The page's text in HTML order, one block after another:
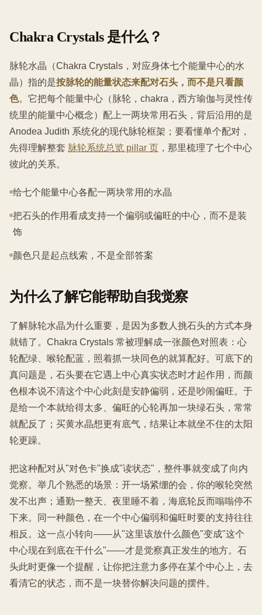
Chakra Crystals 是什么？
脉轮水晶（Chakra Crystals，对应身体七个能量中心的水
晶）指的是按脉轮的能量状态来配对石头，而不是只看颜
色。它把每个能量中心（脉轮，chakra，西方瑜伽与灵性传
统里的能量中心概念）配上一两块常用石头，背后沿用的是
Anodea Judith 系统化的现代脉轮框架；要看懂单个配对，
先得理解整套 脉轮系统总览 pillar 页 ，那里梳理了七个中心
彼此的关系。
给七个能量中心各配一两块常用的水晶
把石头的作用看成支持一个偏弱或偏旺的中心，而不是装
饰
颜色只是起点线索，不是全部答案
为什么了解它能帮助自我觉察
了解脉轮水晶为什么重要，是因为多数人挑石头的方式本身
就错了。Chakra Crystals 常被理解成一张颜色对照表：心
轮配绿、喉轮配蓝，照着抓一块同色的就算配好。可底下的
真问题是，石头要在它遇上中心真实状态时才起作用，而颜
色根本说不清这个中心此刻是安静偏弱，还是吵闹偏旺。于
是给一个本就给得太多、偏旺的心轮再加一块绿石头，常常
就配反了；买黄水晶想更有底气，结果让本就坐不住的太阳
轮更躁。
把这种配对从"对色卡"换成"读状态"，整件事就变成了向内
觉察。举几个熟悉的场景：开一场紧绷的会，你的喉轮突然
发不出声；通勤一整天、夜里睡不着，海底轮反而嗡嗡停不
下来。同一种颜色，在一个中心偏弱和偏旺时要的支持往往
相反。这一点小转向——从"这里该放什么颜色"变成"这个
中心现在到底在干什么"——才是觉察真正发生的地方。石
头此时更像一个提醒，让你把注意力多停在某个中心上，去
看清它的状态，而不是一块替你解决问题的摆件。